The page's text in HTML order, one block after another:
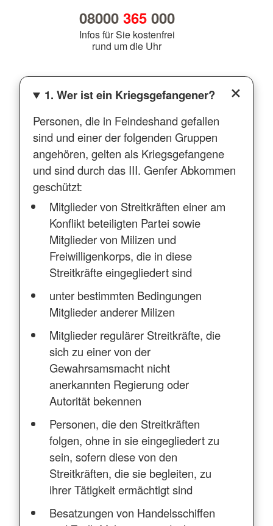
08000 365000
Infos für Sie kostenfrei
rund um die Uhr
1. Wer ist ein Kriegsgefangener?
Personen, die in Feindeshand gefallen
sind und einer der folgenden Gruppen
angehören, gelten als Kriegsgefangene
und sind durch das III. Genfer Abkommen
geschützt:
Mitglieder von Streitkräften einer am
Konflikt beteiligten Partei sowie
Mitglieder von Milizen und
Freiwilligenkorps, die in diese
Streitkräfte eingegliedert sind
unter bestimmten Bedingungen
Mitglieder anderer Milizen
Mitglieder regulärer Streitkräfte, die
sich zu einer von der
Gewahrsamsmacht nicht
anerkannten Regierung oder
Autorität bekennen
Personen, die den Streitkräften
folgen, ohne in sie eingegliedert zu
sein, sofern diese von den
Streitkräften, die sie begleiten, zu
ihrer Tätigkeit ermächtigt sind
Besatzungen von Handelsschiffen